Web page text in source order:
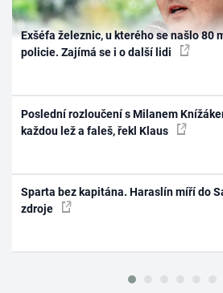
Exšéfa železnic, u kterého se našlo 80
policie. Zajímá se i o další lidi
Poslední rozloučení s Milanem
každou lež a faleš, řekl Klaus
Sparta bez kapitána. Haraslín míří do
zdroje